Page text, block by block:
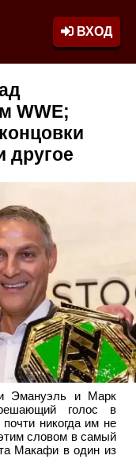
ВХОД
WWE;
другое
Эмануэль и Марк
голос в
никогда им не
словом в самый
Макафи в один из